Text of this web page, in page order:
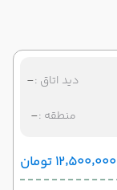
دید اتاق :-
منطقه :-
۱۲٬۵۰۰٬۰۰۰ تومان